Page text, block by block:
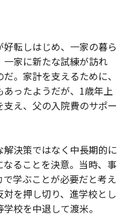
転しはじめ、一家の暮ら
一家に新たな試練が訪れ
。家計を支えるために、
ったようだが、1歳年上
え、父の入院費のサポー
決策ではなく中長期的に
ることを決意。当時、事
学ぶことが必要だと考え
を押し切り、進学校とし
校を中退して渡米。